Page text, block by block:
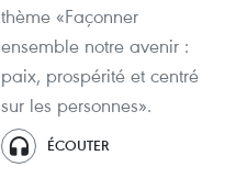
thème «Façonner
ensemble notre avenir :
paix, prospérité et centré
sur les personnes».
ÉCOUTER